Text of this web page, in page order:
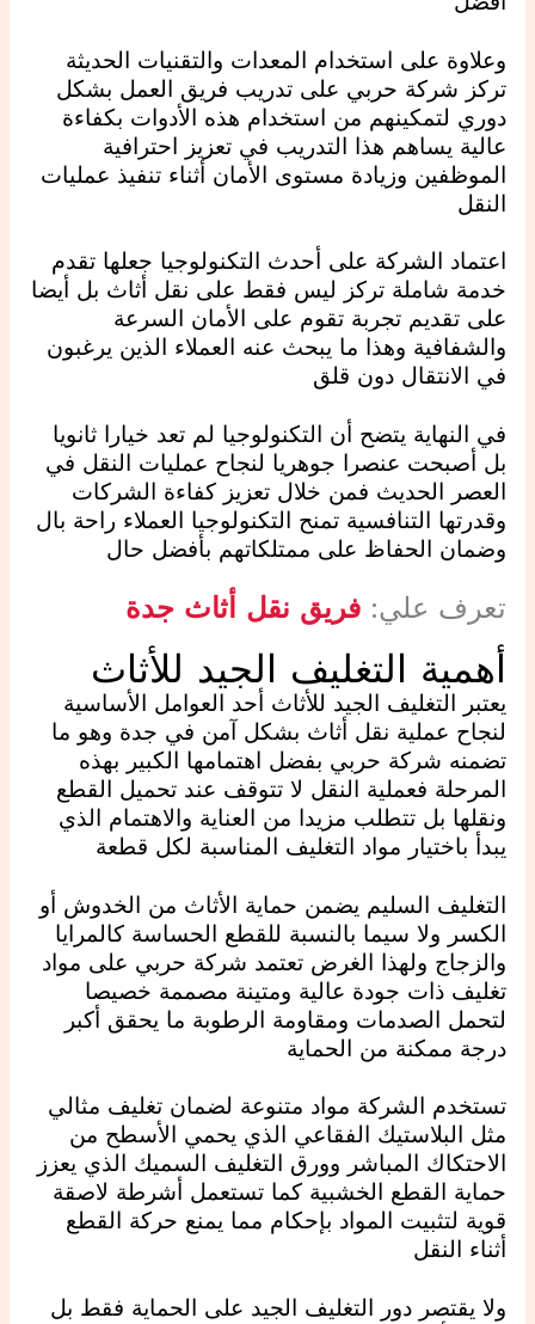
وعلاوة على استخدام المعدات والتقنيات الحديثة
تركز شركة حربي على تدريب فريق العمل بشكل
دوري لتمكينهم من استخدام هذه الأدوات بكفاءة
عالية يساهم هذا التدريب في تعزيز احترافية
الموظفين وزيادة مستوى الأمان أثناء تنفيذ عمليات
النقل
اعتماد الشركة على أحدث التكنولوجيا جعلها تقدم
خدمة شاملة تركز ليس فقط على نقل أثاث بل أيضا
على تقديم تجربة تقوم على الأمان السرعة
والشفافية وهذا ما يبحث عنه العملاء الذين يرغبون
في الانتقال دون قلق
في النهاية يتضح أن التكنولوجيا لم تعد خيارا ثانويا
بل أصبحت عنصرا جوهريا لنجاح عمليات النقل في
العصر الحديث فمن خلال تعزيز كفاءة الشركات
وقدرتها التنافسية تمنح التكنولوجيا العملاء راحة بال
وضمان الحفاظ على ممتلكاتهم بأفضل حال
تعرف علي: فريق نقل أثاث جدة
أهمية التغليف الجيد للأثاث
يعتبر التغليف الجيد للأثاث أحد العوامل الأساسية
لنجاح عملية نقل أثاث بشكل آمن في جدة وهو ما
تضمنه شركة حربي بفضل اهتمامها الكبير بهذه
المرحلة فعملية النقل لا تتوقف عند تحميل القطع
ونقلها بل تتطلب مزيدا من العناية والاهتمام الذي
يبدأ باختيار مواد التغليف المناسبة لكل قطعة
التغليف السليم يضمن حماية الأثاث من الخدوش أو
الكسر ولا سيما بالنسبة للقطع الحساسة كالمرايا
والزجاج ولهذا الغرض تعتمد شركة حربي على مواد
تغليف ذات جودة عالية ومتينة مصممة خصيصا
لتحمل الصدمات ومقاومة الرطوبة ما يحقق أكبر
درجة ممكنة من الحماية
تستخدم الشركة مواد متنوعة لضمان تغليف مثالي
مثل البلاستيك الفقاعي الذي يحمي الأسطح من
الاحتكاك المباشر وورق التغليف السميك الذي يعزز
حماية القطع الخشبية كما تستعمل أشرطة لاصقة
قوية لتثبيت المواد بإحكام مما يمنع حركة القطع
أثناء النقل
ولا يقتصر دور التغليف الجيد على الحماية فقط بل